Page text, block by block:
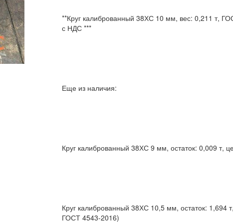
**Круг калиброванный 38ХС 10 мм, вес: 0,211 т,
с НДС ***
Еще из наличия:
Круг калиброванный 38ХС 9 мм, остаток: 0,009 т,
Круг калиброванный 38ХС 10,5 мм, остаток: 1,694
ГОСТ 4543-2016)